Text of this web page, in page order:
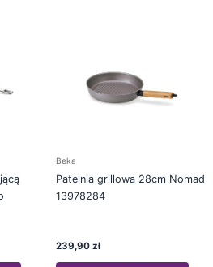
Beka
Patelnia grillowa 28cm Nomad
13978284
239,90 zł